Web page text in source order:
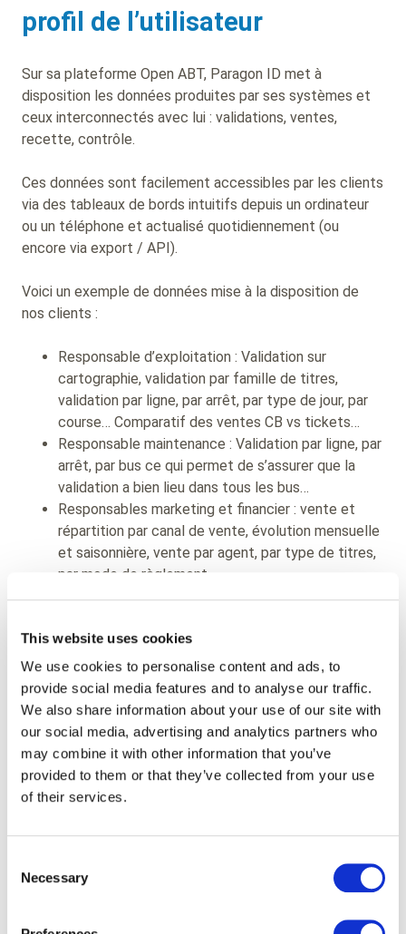
This website uses cookies
We use cookies to personalise content and ads, to
provide social media features and to analyse our traffic.
We also share information about your use of our site with
our social media, advertising and analytics partners who
may combine it with other information that you’ve
provided to them or that they’ve collected from your use
of their services.
Selection
Necessary
profil de l’utilisateur
Sur sa plateforme Open ABT, Paragon ID met à
disposition les données produites par ses systèmes et
ceux interconnectés avec lui : validations, ventes,
recette, contrôle.
Ces données sont facilement accessibles par les clients
via des tableaux de bords intuitifs depuis un ordinateur
ou un téléphone et actualisé quotidiennement (ou
encore via export / API).
Voici un exemple de données mise à la disposition de
nos clients :
Responsable d’exploitation : Validation sur
cartographie, validation par famille de titres,
validation par ligne, par arrêt, par type de jour, par
course… Comparatif des ventes CB vs tickets…
Responsable maintenance : Validation par ligne, par
arrêt, par bus ce qui permet de s’assurer que la
validation a bien lieu dans tous les bus…
Responsables marketing et financier : vente et
répartition par canal de vente, évolution mensuelle
et saisonnière, vente par agent, par type de titres,
par mode de règlement…
Business intelligence